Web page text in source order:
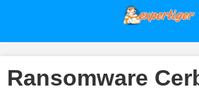
Ransomware